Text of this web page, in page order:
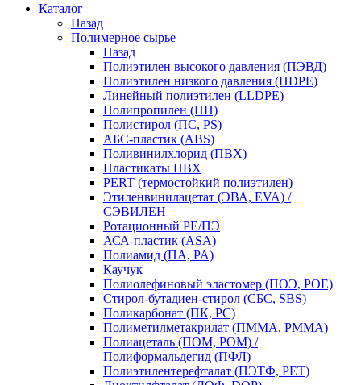
Каталог
Назад
Полимерное сырье
Назад
Полиэтилен высокого давления (ПЭВД)
Полиэтилен низкого давления (HDPE)
Линейный полиэтилен (LLDPE)
Полипропилен (ПП)
Полистирол (ПС, PS)
АБС-пластик (ABS)
Поливинилхлорид (ПВХ)
Пластикаты ПВХ
PERT (термостойкий полиэтилен)
Этиленвинилацетат (ЭВА, EVA) /
СЭВИЛЕН
Ротационный PE/ПЭ
АСА-пластик (ASA)
Полиамид (ПА, PA)
Каучук
Полиолефиновый эластомер (ПОЭ, POE)
Стирол-бутадиен-стирол (СБС, SBS)
Поликарбонат (ПК, PC)
Полиметилметакрилат (ПММА, PMMA)
Полиацеталь (ПОМ, POM) /
Полиформальдегид (ПФЛ)
Полиэтилентерефталат (ПЭТФ, PET)